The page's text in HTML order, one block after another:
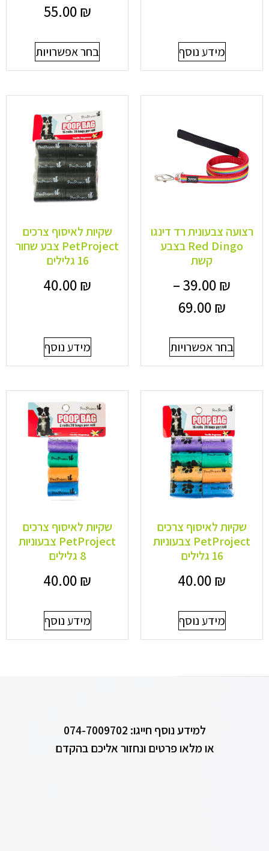
מידע נוסף
55.00₪
בחר אפשרויות
רצועה צבעונית רד דינגו
Red Dingo בצבע
קשת
39.00₪
–
69.00₪
בחר אפשרויות
שקיות לאיסוף צרכים
PetProject צבע שחור
16 גלילים
40.00₪
מידע נוסף
שקיות לאיסוף צרכים
PetProject צבעוניות
16 גלילים
40.00₪
מידע נוסף
שקיות לאיסוף צרכים
PetProject צבעוניות
8 גלילים
40.00₪
מידע נוסף
למידע נוסף חייגו: 074-7009702
או מלאו פרטים ונחזור אליכם בהקדם